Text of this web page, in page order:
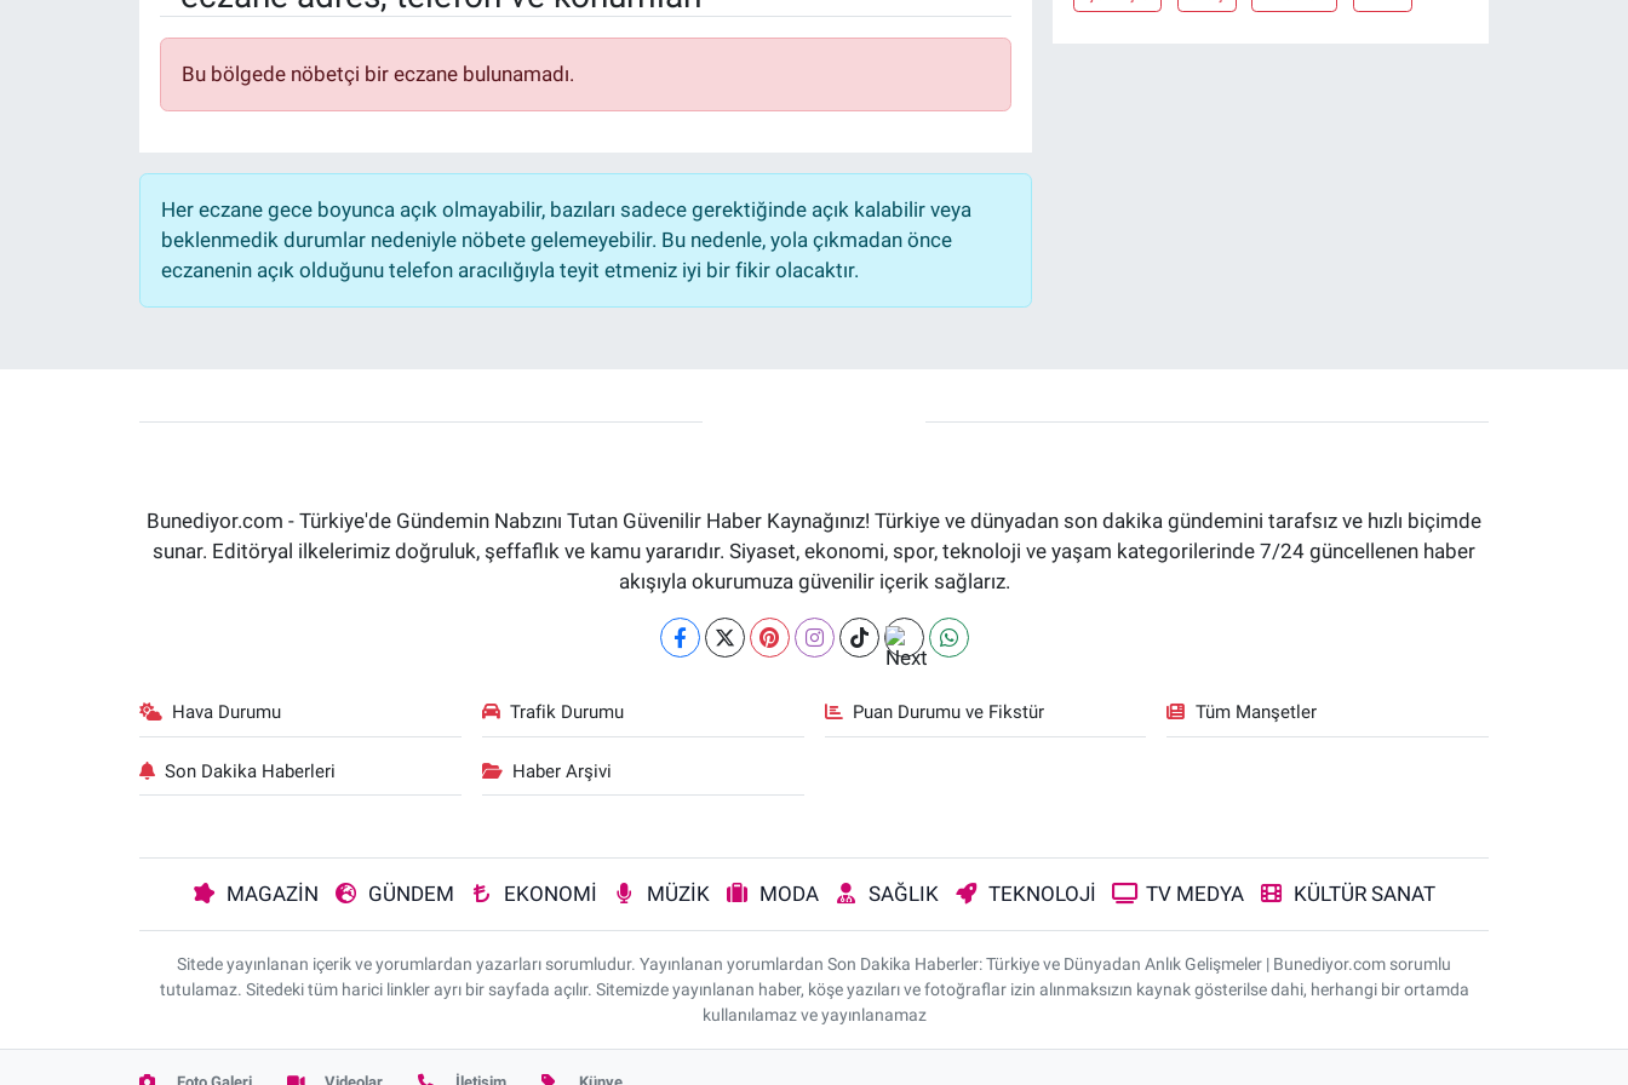
Bu bölgede nöbetçi bir eczane bulunamadı.
Her eczane gece boyunca açık olmayabilir, bazıları sadece gerektiğinde açık kalabilir veya
beklenmedik durumlar nedeniyle nöbete gelemeyebilir. Bu nedenle, yola çıkmadan önce
eczanenin açık olduğunu telefon aracılığıyla teyit etmeniz iyi bir fikir olacaktır.
Bunediyor.com - Türkiye'de Gündemin Nabzını Tutan Güvenilir Haber Kaynağınız! Türkiye ve dünyadan son dakika gündemini tarafsız ve hızlı biçimde
sunar. Editöryal ilkelerimiz doğruluk, şeffaflık ve kamu yararıdır. Siyaset, ekonomi, spor, teknoloji ve yaşam kategorilerinde 7/24 güncellenen haber
akışıyla okurumuza güvenilir içerik sağlarız.
Hava Durumu Trafik Durumu Puan Durumu ve Fikstür Tüm Manşetler
Son Dakika Haberleri Haber Arşivi
MAGAZİN GÜNDEM EKONOMİ MÜZİK MODA SAĞLIK TEKNOLOJİ TV MEDYA KÜLTÜR SANAT
Sitede yayınlanan içerik ve yorumlardan yazarları sorumludur. Yayınlanan yorumlardan Son Dakika Haberler: Türkiye ve Dünyadan Anlık Gelişmeler | Bunediyor.com sorumlu
tutulamaz. Sitedeki tüm harici linkler ayrı bir sayfada açılır. Sitemizde yayınlanan haber, köşe yazıları ve fotoğraflar izin alınmaksızın kaynak gösterilse dahi, herhangi bir ortamda
kullanılamaz ve yayınlanamaz
Teknoloji
KÜLTÜR SANAT